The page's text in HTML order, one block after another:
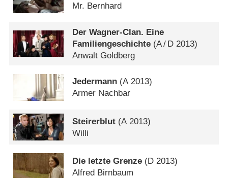
Mr. Bernhard
Der Wagner-Clan. Eine
Familiengeschichte (A/ D 2013)
Anwalt Goldberg
Jedermann (A2013)
Armer Nachbar
Steirerblut (A 2013)
Willi
Die letzte Grenze (D 2013)
Alfred Birnbaum